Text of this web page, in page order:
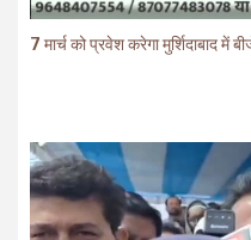
7 मार्च को प्रवेश करेगा मुर्शिदाबाद में